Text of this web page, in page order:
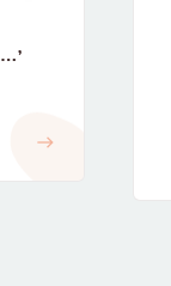
east